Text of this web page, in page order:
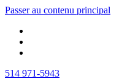
Passer au contenu principal
514 971-5943